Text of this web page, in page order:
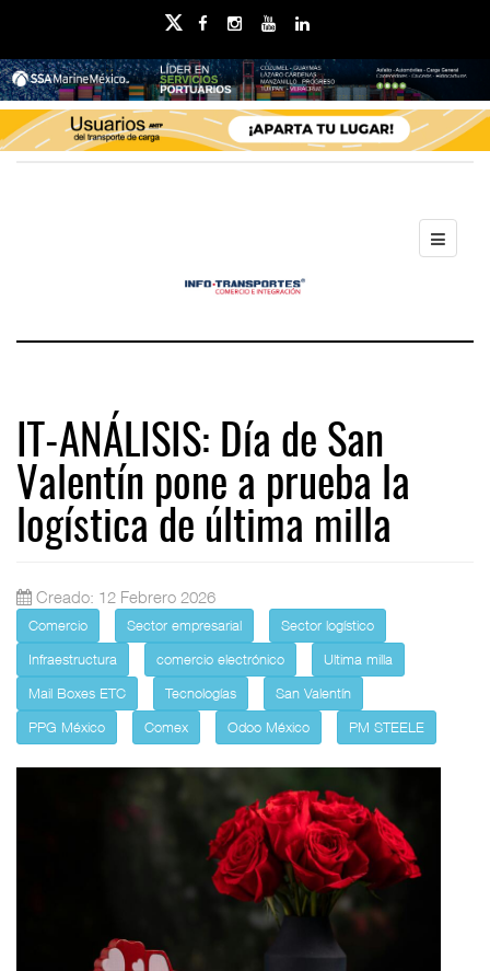
IT-ANÁLISIS: Día de San
Valentín pone a prueba la
logística de última milla
Creado: 12 Febrero 2026
Comercio Sector empresarial
Sector logístico
Infraestructura
comercio electrónico
Ultima milla
Mail Boxes ETC
Tecnologías
San Valentín
PPG México
Comex Odoo México PM STEELE